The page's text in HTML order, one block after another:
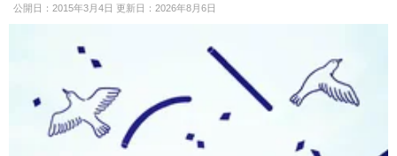
公開日：2015年3月4日 更新日：2026年8月6日